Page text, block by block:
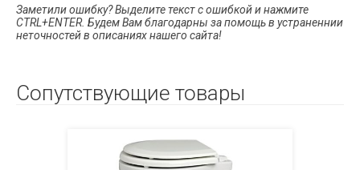
Заметили ошибку? Выделите текст с ошибкой и нажмите
CTRL+ENTER. Будем Вам благодарны за помощь в устраненнии
неточностей в описаниях нашего сайта!
Сопутствующие товары